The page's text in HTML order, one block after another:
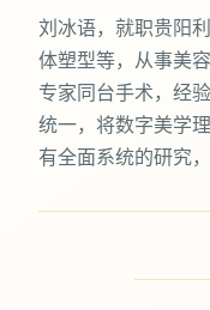
刘冰语，就职贵阳
体塑型等，从事美
专家同台手术，经
统一，将数字美学
有全面系统的研究